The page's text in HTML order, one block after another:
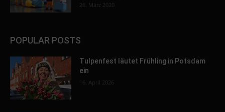
26. März 2020
POPULAR POSTS
Tulpenfest läutet Frühling in Potsdam
ein
16. April 2026